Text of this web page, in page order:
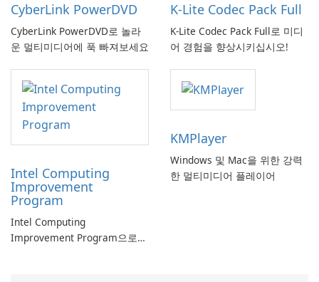
CyberLink PowerDVD
CyberLink PowerDVD로 놀라
운 멀티미디어에 푹 빠져보세요
K-Lite Codec Pack Full
K-Lite Codec Pack Full로 미디
어 경험을 향상시키십시오!
Intel Computing
Improvement
Program
Intel Computing
Improvement Program으로
KMPlayer
Windows 및 Mac을 위한 강력
한 멀티미디어 플레이어